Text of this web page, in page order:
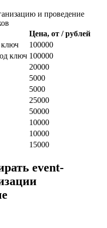
и проведение
Цена, от / рублей
ключ
100000
ключ 100000
20000
5000
5000
25000
50000
10000
10000
15000
event-